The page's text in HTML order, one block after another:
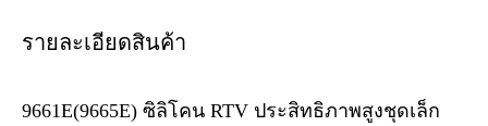
รายละเอียดสินค้า
9661E(9665E) ซิลิโคน RTV ประสิทธิภาพสูงชุดเล็ก